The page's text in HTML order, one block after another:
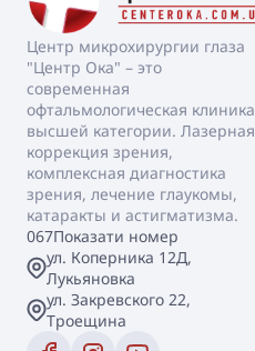
Центр микрохирургии глаза
"Центр Ока" – это
современная
офтальмологическая клиника
высшей категории. Лазерная
коррекция зрения,
комплексная диагностика
зрения, лечение глаукомы,
катаракты и астигматизма.
067Показати номер
ул. Коперника 12Д,
Лукьяновка
ул. Закревского 22,
Троещина